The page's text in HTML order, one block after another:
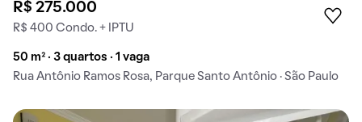
R$ 275.000
R$ 400 Condo. + IPTU
50 m² · 3 quartos · 1 vaga
Rua Antônio Ramos Rosa, Parque Santo Antônio · São Paulo